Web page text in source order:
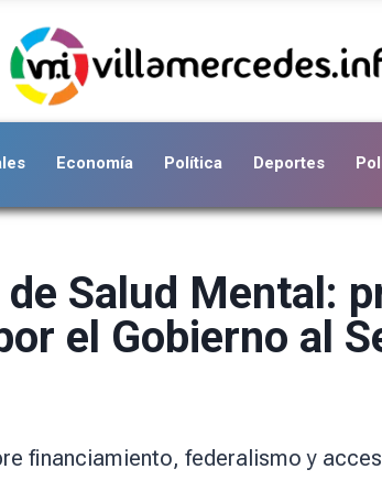
Economía Política Deportes
Salud Mental:
el Gobierno al
financiamiento, federalismo y